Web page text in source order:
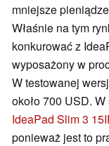
mniejsze
Właśnie na tym
konkurować z
wyposażony w
W testowanej
około 700 USD.
IdeaPad Slim 3
ponieważ jest to